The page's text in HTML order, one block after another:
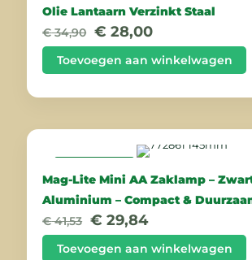
Olie Lantaarn Verzinkt Staal
€34,90 Oorspronkelijke
prijs
was:
€ 34,90.
€ 28,00Huidige
prijs
is:
€ 28,00.
Toevoegen aan winkelwagen
Mag-Lite Mini AA Zaklamp –
Aluminium – Compact &
€41,53 Oorspronkelijke
prijs
was:
€ 29,84Huidige
prijs
is:
Toevoegen aan winkelwagen